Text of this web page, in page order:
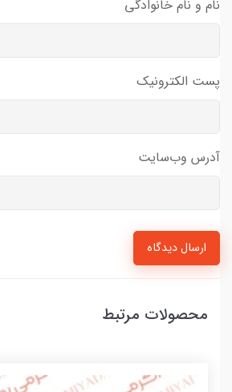
نام و نام خانوادگی
پست الکترونیک
آدرس وب‌سایت
ارسال دیدگاه
محصولات مرتبط